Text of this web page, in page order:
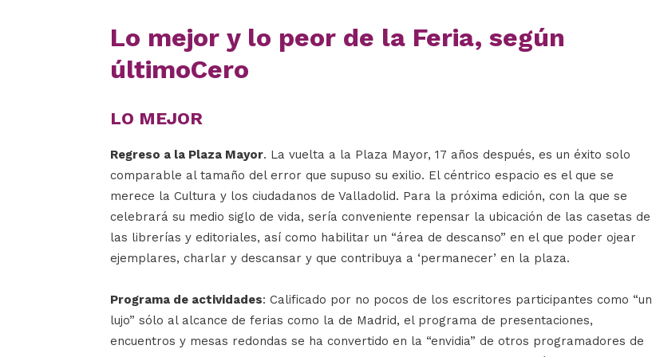
Lo mejor y lo peor de la Feria, según
últimoCero
LO MEJOR
Regreso a la Plaza Mayor. La vuelta a la Plaza Mayor, 17 años después, es un éxito solo
comparable al tamaño del error que supuso su exilio. El céntrico espacio es el que se
merece la Cultura y los ciudadanos de Valladolid. Para la próxima edición, con la que se
celebrará su medio siglo de vida, sería conveniente repensar la ubicación de las casetas de
las librerías y editoriales, así como habilitar un “área de descanso” en el que poder ojear
ejemplares, charlar y descansar y que contribuya a ‘permanecer’ en la plaza.
Programa de actividades: Calificado por no pocos de los escritores participantes como “un
lujo” sólo al alcance de ferias como la de Madrid, el programa de presentaciones,
encuentros y mesas redondas se ha convertido en la “envidia” de otros programadores de